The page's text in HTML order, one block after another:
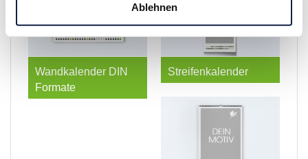
Ablehnen
Wandkalender DIN
Formate
Streifenkalender